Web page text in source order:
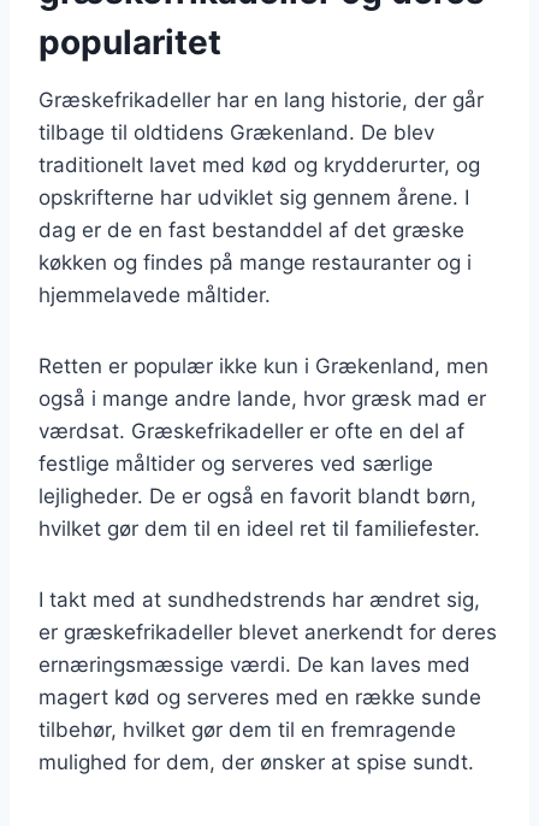
popularitet
Græskefrikadeller har en lang historie, der går
tilbage til oldtidens Grækenland. De blev
traditionelt lavet med kød og krydderurter, og
opskrifterne har udviklet sig gennem årene. I
dag er de en fast bestanddel af det græske
køkken og findes på mange restauranter og i
hjemmelavede måltider.
Retten er populær ikke kun i Grækenland, men
også i mange andre lande, hvor græsk mad er
værdsat. Græskefrikadeller er ofte en del af
festlige måltider og serveres ved særlige
lejligheder. De er også en favorit blandt børn,
hvilket gør dem til en ideel ret til familiefester.
I takt med at sundhedstrends har ændret sig,
er græskefrikadeller blevet anerkendt for deres
ernæringsmæssige værdi. De kan laves med
magert kød og serveres med en række sunde
tilbehør, hvilket gør dem til en fremragende
mulighed for dem, der ønsker at spise sundt.